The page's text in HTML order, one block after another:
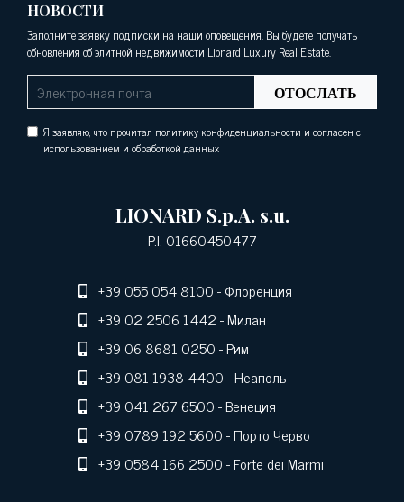
НОВОСТИ
Заполните заявку подписки на наши оповещения. Вы будете получать
обновления об элитной недвижимости Lionard Luxury Real Estate.
ОТОСЛАТЬ
Я заявляю, что прочитал политику конфиденциальности и согласен с
использованием и обработкой данных
LIONARD S.p.A. s.u.
P.I. 01660450477
+39 055 054 8100- Флоренция
+39 02 2506 1442- Милан
+39 06 8681 0250- Рим
+39 081 1938 4400- Неаполь
+39 041 267 6500- Венеция
+39 0789 192 5600- Порто Черво
+39 0584 166 2500- Forte dei Marmi